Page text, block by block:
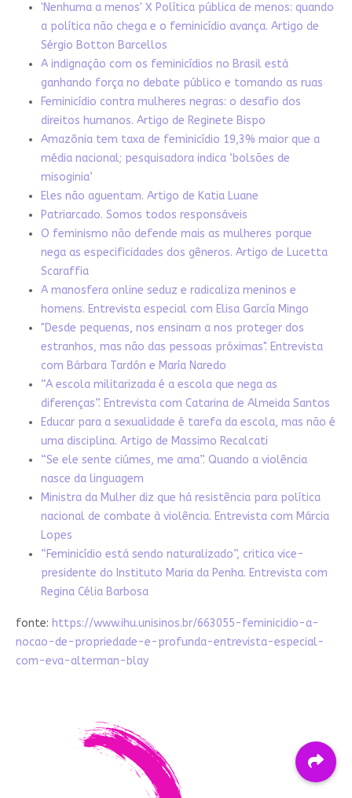
'Nenhuma a menos' X Política pública de menos: quando
a política não chega e o feminicídio avança. Artigo de
Sérgio Botton Barcellos
A indignação com os feminicídios no Brasil está
ganhando força no debate público e tomando as ruas
Feminicídio contra mulheres negras: o desafio dos
direitos humanos. Artigo de Reginete Bispo
Amazônia tem taxa de feminicídio 19,3% maior que a
média nacional; pesquisadora indica ‘bolsões de
misoginia’
Eles não aguentam. Artigo de Katia Luane
Patriarcado. Somos todos responsáveis
O feminismo não defende mais as mulheres porque
nega as especificidades dos gêneros. Artigo de Lucetta
Scaraffia
A manosfera online seduz e radicaliza meninos e
homens. Entrevista especial com Elisa García Mingo
"Desde pequenas, nos ensinam a nos proteger dos
estranhos, mas não das pessoas próximas". Entrevista
com Bárbara Tardón e María Naredo
“A escola militarizada é a escola que nega as
diferenças”. Entrevista com Catarina de Almeida Santos
Educar para a sexualidade é tarefa da escola, mas não é
uma disciplina. Artigo de Massimo Recalcati
“Se ele sente ciúmes, me ama”. Quando a violência
nasce da linguagem
Ministra da Mulher diz que há resistência para política
nacional de combate à violência. Entrevista com Márcia
Lopes
“Feminicídio está sendo naturalizado”, critica vice-
presidente do Instituto Maria da Penha. Entrevista com
Regina Célia Barbosa
fonte: https://www.ihu.unisinos.br/663055-feminicidio-a-
nocao-de-propriedade-e-profunda-entrevista-especial-
com-eva-alterman-blay